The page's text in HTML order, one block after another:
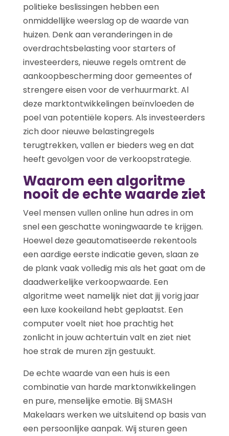
politieke beslissingen hebben een
onmiddellijke weerslag op de waarde van
huizen. Denk aan veranderingen in de
overdrachtsbelasting voor starters of
investeerders, nieuwe regels omtrent de
aankoopbescherming door gemeentes of
strengere eisen voor de verhuurmarkt. Al
deze marktontwikkelingen beïnvloeden de
poel van potentiële kopers. Als investeerders
zich door nieuwe belastingregels
terugtrekken, vallen er bieders weg en dat
heeft gevolgen voor de verkoopstrategie.
Waarom een algoritme
nooit de echte waarde ziet
Veel mensen vullen online hun adres in om
snel een geschatte woningwaarde te krijgen.
Hoewel deze geautomatiseerde rekentools
een aardige eerste indicatie geven, slaan ze
de plank vaak volledig mis als het gaat om de
daadwerkelijke verkoopwaarde. Een
algoritme weet namelijk niet dat jij vorig jaar
een luxe kookeiland hebt geplaatst. Een
computer voelt niet hoe prachtig het
zonlicht in jouw achtertuin valt en ziet niet
hoe strak de muren zijn gestuukt.
De echte waarde van een huis is een
combinatie van harde marktonwikkelingen
en pure, menselijke emotie. Bij SMASH
Makelaars werken we uitsluitend op basis van
een persoonlijke aanpak. Wij sturen geen